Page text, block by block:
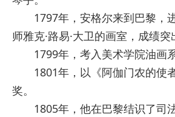
1797年，安格尔来到巴黎，
师雅克·路易·大卫的画室，成绩突
1799年，考入美术学院油画
1801年，以《阿伽门农的使
奖。
1805年，他在巴黎结识了司法